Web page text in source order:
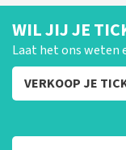
WIL JIJ JE
Laat het ons weten
VERKOOP JE